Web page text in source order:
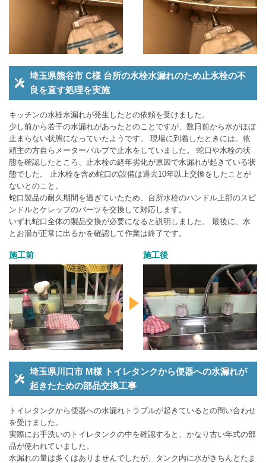
埼玉県熊谷市 C様 台所の水栓水漏れのため止水栓の不
良を直す処理を実施
キッチンの水栓水漏れが発生したとの依頼を受けました。
少し前から若干の水漏れがあったとのことですが、数日前から水がほぼ
止まらない状態になっていたようです。 現場に到着したときには、依
頼主の方自らメーターバルブで止水をしていました。 蛇口や水栓の状
態を確認したところ、止水栓の経年劣化が原因で水漏れが起きている状
態でした。 止水栓を含め蛇口の設備は過去10年以上交換をしたことが
ないとのこと。
蛇口製品の耐久期間を過ぎていたため、台所水栓のハンドル上部のスピ
ンドルとケレップのパーツを交換して対応します。
いずれ蛇口全体の製品交換が必要になると説明しました。 最後に、水
とお湯が正常に出るかを確認して作業は終了です。
施工前 施工後
埼玉県川口市 M様 トイレタンクから便器への水漏れが
起きたための部品交換工事
トイレタンクから便器への水漏れトラブルが起きているとの問い合わせ
を受けました。
実際にお手洗いのトイレタンクの中を確認すると、かなり古い年式の部
品が使われていました。
水漏れの量は多くはありませんでしたが、タンク内に水がきちんとたま